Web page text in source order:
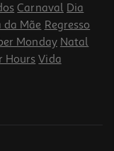
Carnaval Dia
da Mãe Regresso
Monday Natal
Hours Vida